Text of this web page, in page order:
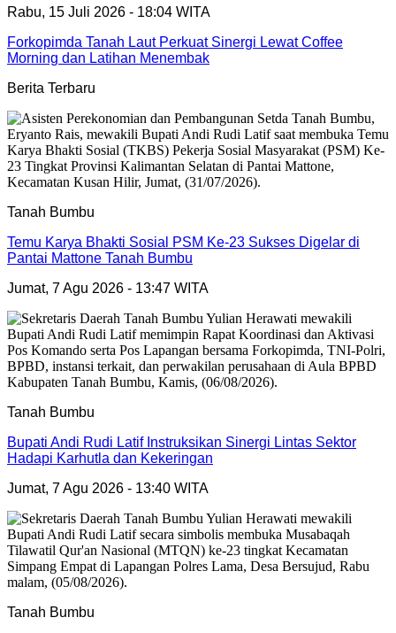
Rabu, 15 Juli 2026 - 18:04 WITA
Forkopimda Tanah Laut Perkuat Sinergi Lewat Coffee
Morning dan Latihan Menembak
Berita Terbaru
Tanah Bumbu
Temu Karya Bhakti Sosial PSM Ke-23 Sukses Digelar di
Pantai Mattone Tanah Bumbu
Jumat, 7 Agu 2026 - 13:47 WITA
Tanah Bumbu
Bupati Andi Rudi Latif Instruksikan Sinergi Lintas Sektor
Hadapi Karhutla dan Kekeringan
Jumat, 7 Agu 2026 - 13:40 WITA
Tanah Bumbu